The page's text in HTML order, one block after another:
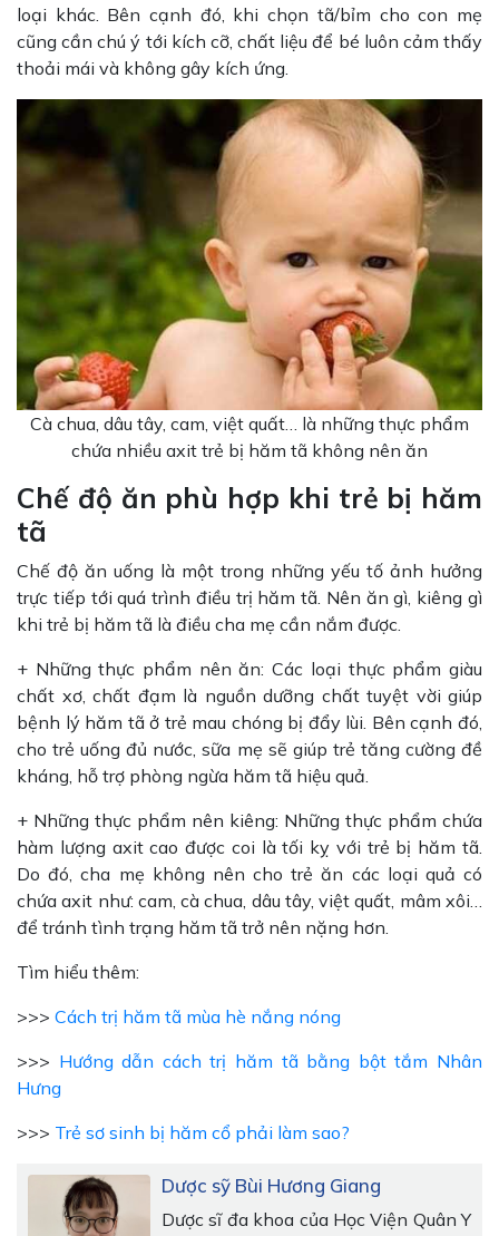
loại khác. Bên cạnh đó, khi chọn tã/bỉm cho con mẹ
cũng cần chú ý tới kích cỡ, chất liệu để bé luôn cảm thấy
thoải mái và không gây kích ứng.
Cà chua, dâu tây, cam, việt quất… là những thực phẩm
chứa nhiều axit trẻ bị hăm tã không nên ăn
Chế độ ăn phù hợp khi trẻ bị hăm
tã
Chế độ ăn uống là một trong những yếu tố ảnh hưởng
trực tiếp tới quá trình điều trị hăm tã. Nên ăn gì, kiêng gì
khi trẻ bị hăm tã là điều cha mẹ cần nắm được.
+ Những thực phẩm nên ăn: Các loại thực phẩm giàu
chất xơ, chất đạm là nguồn dưỡng chất tuyệt vời giúp
bệnh lý hăm tã ở trẻ mau chóng bị đẩy lùi. Bên cạnh đó,
cho trẻ uống đủ nước, sữa mẹ sẽ giúp trẻ tăng cường đề
kháng, hỗ trợ phòng ngừa hăm tã hiệu quả.
+ Những thực phẩm nên kiêng: Những thực phẩm chứa
hàm lượng axit cao được coi là tối kỵ với trẻ bị hăm tã.
Do đó, cha mẹ không nên cho trẻ ăn các loại quả có
chứa axit như: cam, cà chua, dâu tây, việt quất, mâm xôi…
để tránh tình trạng hăm tã trở nên nặng hơn.
Tìm hiểu thêm:
>>> Cách trị hăm tã mùa hè nắng nóng
>>> Hướng dẫn cách trị hăm tã bằng bột tắm Nhân
Hưng
>>> Trẻ sơ sinh bị hăm cổ phải làm sao?
Dược sỹ Bùi Hương Giang
Dược sĩ đa khoa của Học Viện Quân Y